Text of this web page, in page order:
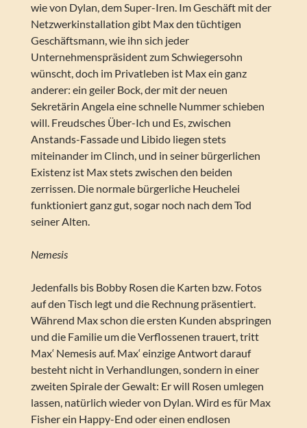
wie von Dylan, dem Super-Iren. Im Geschäft mit der
Netzwerkinstallation gibt Max den tüchtigen
Geschäftsmann, wie ihn sich jeder
Unternehmenspräsident zum Schwiegersohn
wünscht, doch im Privatleben ist Max ein ganz
anderer: ein geiler Bock, der mit der neuen
Sekretärin Angela eine schnelle Nummer schieben
will. Freudsches Über-Ich und Es, zwischen
Anstands-Fassade und Libido liegen stets
miteinander im Clinch, und in seiner bürgerlichen
Existenz ist Max stets zwischen den beiden
zerrissen. Die normale bürgerliche Heuchelei
funktioniert ganz gut, sogar noch nach dem Tod
seiner Alten.
Nemesis
Jedenfalls bis Bobby Rosen die Karten bzw. Fotos
auf den Tisch legt und die Rechnung präsentiert.
Während Max schon die ersten Kunden abspringen
und die Familie um die Verflossenen trauert, tritt
Max‘ Nemesis auf. Max‘ einzige Antwort darauf
besteht nicht in Verhandlungen, sondern in einer
zweiten Spirale der Gewalt: Er will Rosen umlegen
lassen, natürlich wieder von Dylan. Wird es für Max
Fisher ein Happy-End oder einen endlosen